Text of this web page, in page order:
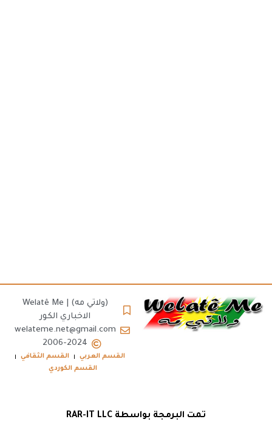
(ولاتي مه) | Welatê Me
الاخباري الكور
welateme.net@gmail.com
2006-2024
القسم العربي
القسم الثقافي
القسم الكوردي
تمت البرمجة بواسطة RAR-IT LLC